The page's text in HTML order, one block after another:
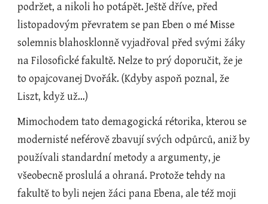
podržet, a nikoli ho potápět. Ještě dříve, před
listopadovým převratem se pan Eben o mé Misse
solemnis blahosklonně vyjadřoval před svými žáky
na Filosofické fakultě. Nelze to prý doporučit, že je
to opajcovanej Dvořák. (Kdyby aspoň poznal, že
Liszt, když už…)
Mimochodem tato demagogická rétorika, kterou se
modernisté neférově zbavují svých odpůrců, aniž by
používali standardní metody a argumenty, je
všeobecně proslulá a ohraná. Protože tehdy na
fakultě to byli nejen žáci pana Ebena, ale též moji